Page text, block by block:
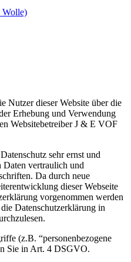
Nutzer dieser Website über die
Erhebung und Verwendung
Websitebetreiber J & E VOF
sehr ernst und
Daten vertraulich und
Da durch neue
dieser Webseite
vorgenommen werden
Datenschutzerklärung in
(z.B. “personenbezogene
Sie in Art. 4 DSGVO.